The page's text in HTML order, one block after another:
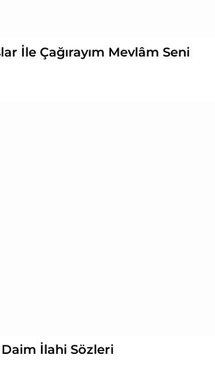
İle Çağırayım Mevlâm Seni
İlahi Sözleri